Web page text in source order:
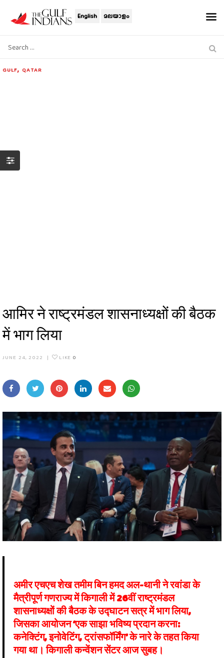
English മലയാളം
GULF, QATAR
आमिर ने राष्ट्रमंडल शासनाध्यक्षों की बैठक
में भाग लिया
JUNE 24, 2022 | LIKE 0
अमीर एचएच शेख तमीम बिन हमद अल-थानी ने रवांडा के
मैत्रीपूर्ण गणराज्य में किगाली में 26वीं राष्ट्रमंडल
शासनाध्यक्षों की बैठक के उद्घाटन सत्र में भाग लिया,
जिसका आयोजन ‘एक साझा भविष्य प्रदान करना:
कनेक्टिंग, इनोवेटिंग, ट्रांसफॉर्मिंग’ के नारे के तहत किया
गया था। किगाली कन्वेंशन सेंटर आज सुबह।